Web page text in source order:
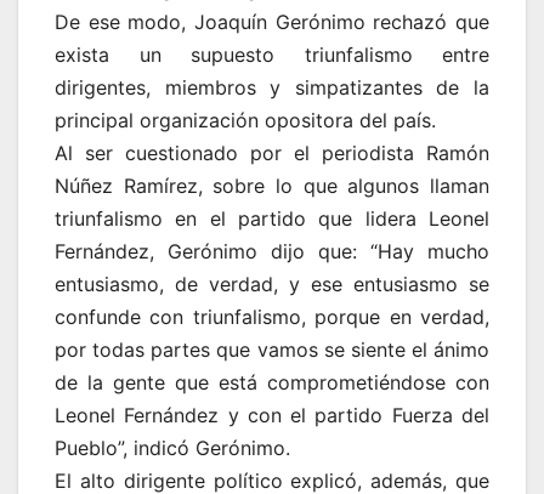
De ese modo, Joaquín Gerónimo rechazó que
exista un supuesto triunfalismo entre
dirigentes, miembros y simpatizantes de la
principal organización opositora del país.
Al ser cuestionado por el periodista Ramón
Núñez Ramírez, sobre lo que algunos llaman
triunfalismo en el partido que lidera Leonel
Fernández, Gerónimo dijo que: “Hay mucho
entusiasmo, de verdad, y ese entusiasmo se
confunde con triunfalismo, porque en verdad,
por todas partes que vamos se siente el ánimo
de la gente que está comprometiéndose con
Leonel Fernández y con el partido Fuerza del
Pueblo”, indicó Gerónimo.
El alto dirigente político explicó, además, que